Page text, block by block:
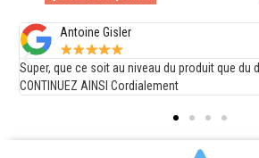
que du délai de livraison!!!!
société